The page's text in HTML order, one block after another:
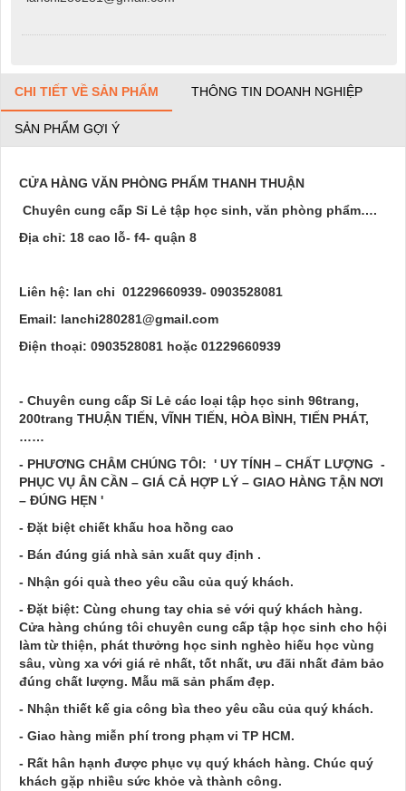
CHI TIẾT VỀ SẢN PHẨM THÔNG TIN DOANH NGHIỆP
SẢN PHẨM GỢI Ý
CỬA HÀNG VĂN PHÒNG PHẨM THANH THUẬN
Chuyên cung cấp Sỉ Lẻ tập học sinh, văn phòng phẩm….
Địa chỉ: 18 cao lỗ- f4- quận 8
Liên hệ: lan chi 01229660939- 0903528081
Email: lanchi280281@gmail.com
Điện thoại: 0903528081 hoặc 01229660939
- Chuyên cung cấp Sỉ Lẻ các loại tập học sinh 96trang,
200trang THUẬN TIẾN, VĨNH TIẾN, HÒA BÌNH, TIẾN PHÁT,
……
- PHƯƠNG CHÂM CHÚNG TÔI: ' UY TÍNH – CHẤT LƯỢNG -
PHỤC VỤ ÂN CẦN – GIÁ CẢ HỢP LÝ – GIAO HÀNG TẬN NƠI
– ĐÚNG HẸN '
- Đặt biệt chiết khấu hoa hồng cao
- Bán đúng giá nhà sản xuất quy định .
- Nhận gói quà theo yêu cầu của quý khách.
- Đặt biệt: Cùng chung tay chia sẻ với quý khách hàng.
Cửa hàng chúng tôi chuyên cung cấp tập học sinh cho hội
làm từ thiện, phát thưởng học sinh nghèo hiếu học vùng
sâu, vùng xa với giá rẻ nhất, tốt nhất, ưu đãi nhất đảm bảo
đúng chất lượng. Mẫu mã sản phẩm đẹp.
- Nhận thiết kế gia công bìa theo yêu cầu của quý khách.
- Giao hàng miễn phí trong phạm vi TP HCM.
- Rất hân hạnh được phục vụ quý khách hàng. Chúc quý
khách gặp nhiều sức khỏe và thành công.